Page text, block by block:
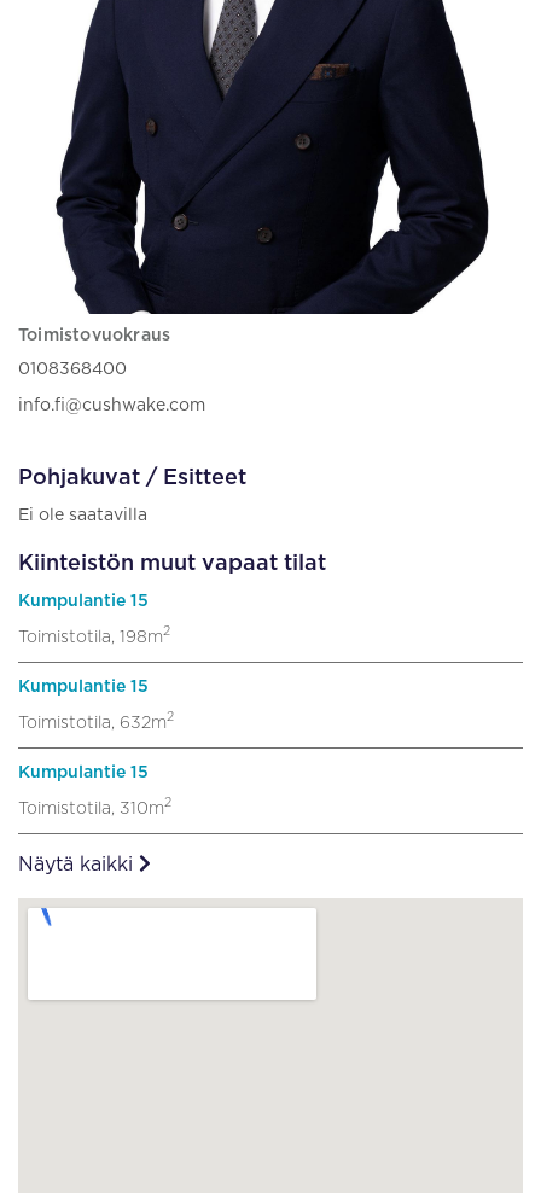
Toimistovuokraus
0108368400
info.fi@cushwake.com
Pohjakuvat / Esitteet
Ei ole saatavilla
Kiinteistön muut vapaat tilat
Kumpulantie 15
Toimistotila, 198m2
Kumpulantie 15
Toimistotila, 632m2
Kumpulantie 15
Toimistotila, 310m2
Näytä kaikki